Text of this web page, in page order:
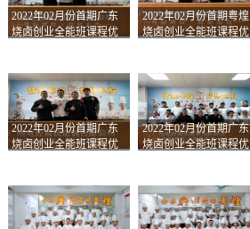
2022年02月份首期广东
烧卤创业全能班课程优
2022年02月份首期粤煌
烧卤创业全能班课程优
2022年02月份首期广东
烧卤创业全能班课程优
2022年02月份首期广东
烧卤创业全能班课程优